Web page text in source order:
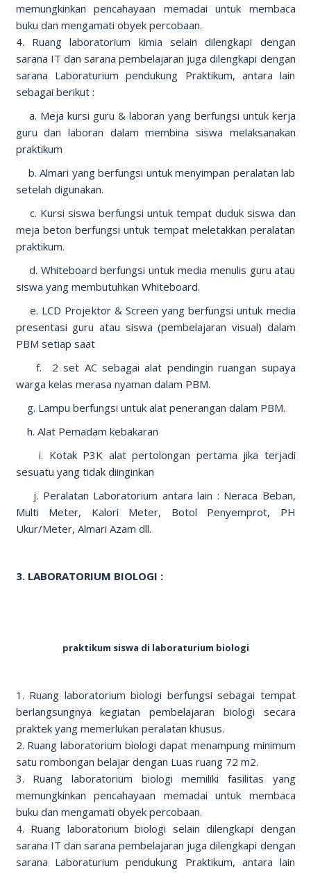
memungkinkan pencahayaan memadai untuk membaca
buku dan mengamati obyek percobaan.
4. Ruang laboratorium kimia selain dilengkapi dengan
sarana IT dan sarana pembelajaran juga dilengkapi dengan
sarana Laboraturium pendukung Praktikum, antara lain
sebagai berikut :
a. Meja kursi guru & laboran yang berfungsi untuk kerja
guru dan laboran dalam membina siswa melaksanakan
praktikum
b. Almari yang berfungsi untuk menyimpan peralatan lab
setelah digunakan.
c. Kursi siswa berfungsi untuk tempat duduk siswa dan
meja beton berfungsi untuk tempat meletakkan peralatan
praktikum.
d. Whiteboard berfungsi untuk media menulis guru atau
siswa yang membutuhkan Whiteboard.
e. LCD Projektor & Screen yang berfungsi untuk media
presentasi guru atau siswa (pembelajaran visual) dalam
PBM setiap saat
f. 2 set AC sebagai alat pendingin ruangan supaya
warga kelas merasa nyaman dalam PBM.
g. Lampu berfungsi untuk alat penerangan dalam PBM.
h. Alat Pemadam kebakaran
i. Kotak P3K alat pertolongan pertama jika terjadi
sesuatu yang tidak diinginkan
j. Peralatan Laboratorium antara lain : Neraca Beban,
Multi Meter, Kalori Meter, Botol Penyemprot, PH
Ukur/Meter, Almari Azam dll.
3. LABORATORIUM BIOLOGI :
praktikum siswa di laboraturium biologi
1. Ruang laboratorium biologi berfungsi sebagai tempat
berlangsungnya kegiatan pembelajaran biologi secara
praktek yang memerlukan peralatan khusus.
2. Ruang laboratorium biologi dapat menampung minimum
satu rombongan belajar dengan Luas ruang 72 m2.
3. Ruang laboratorium biologi memiliki fasilitas yang
memungkinkan pencahayaan memadai untuk membaca
buku dan mengamati obyek percobaan.
4. Ruang laboratorium biologi selain dilengkapi dengan
sarana IT dan sarana pembelajaran juga dilengkapi dengan
sarana Laboraturium pendukung Praktikum, antara lain